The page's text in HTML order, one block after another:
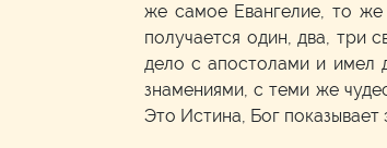
же самое Евангелие, то
получается один, два, три
дело с апостолами и имел
знамениями, с теми же
Это Истина, Бог показывает